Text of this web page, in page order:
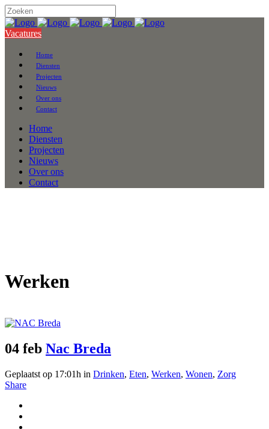
Vacatures
Home
Diensten
Projecten
Nieuws
Over ons
Contact
Home
Diensten
Projecten
Nieuws
Over ons
Contact
Werken
04 feb Nac Breda
Geplaatst op 17:01h in Drinken, Eten, Werken, Wonen, Zorg
Share